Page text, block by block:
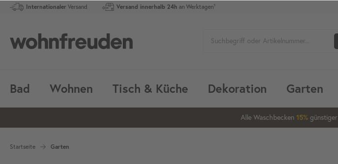
Internationaler Versand Versand innerhalb 24h an Werktagen¹
Bad Wohnen Tisch & Küche Dekoration Garten
Alle Waschbecken 15% günstiger
20%
Startseite Garten